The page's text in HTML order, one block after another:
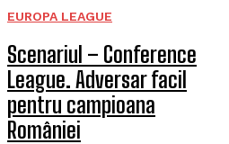
EUROPA LEAGUE
Scenariul – Conference
League. Adversar facil
pentru campioana
României